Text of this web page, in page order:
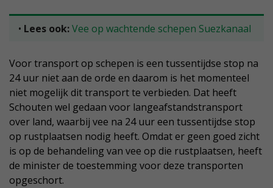
• Lees ook:Vee op wachtende schepen Suezkanaal
Voor transport op schepen is een tussentijdse stop na
24 uur niet aan de orde en daarom is het momenteel
niet mogelijk dit transport te verbieden. Dat heeft
Schouten wel gedaan voor langeafstandstransport
over land, waarbij vee na 24 uur een tussentijdse stop
op rustplaatsen nodig heeft. Omdat er geen goed zicht
is op de behandeling van vee op die rustplaatsen, heeft
de minister de toestemming voor deze transporten
opgeschort.